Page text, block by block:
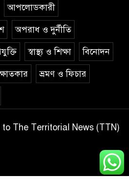
আপলোডকারী
অপরাধ ও দুর্নীতি
স্বাস্থ্য ও শিক্ষা বিনোদন
ভ্রমণ ও ফিচার
The Territorial News (TTN)